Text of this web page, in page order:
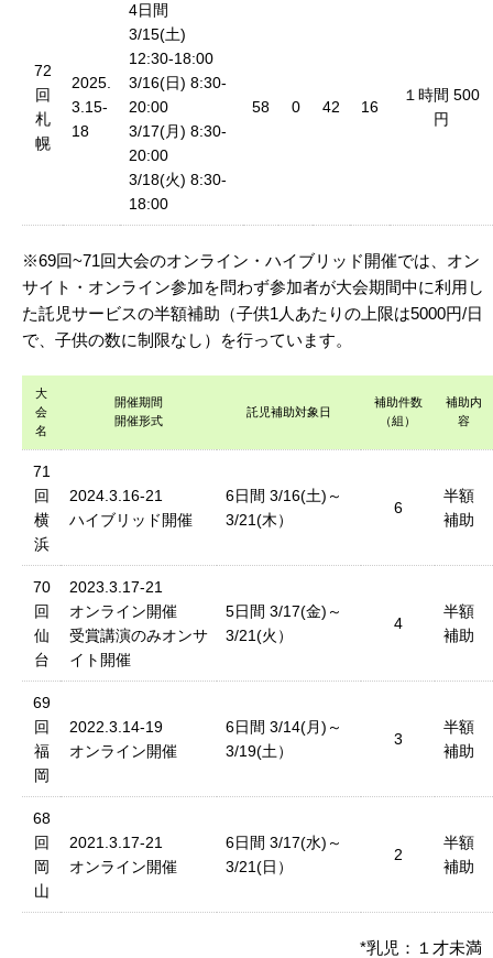
72
回
札
幌
2025.
3.15-
18
4日間
3/15(土)
12:30-18:00
3/16(日) 8:30-
20:00
3/17(月) 8:30-
20:00
3/18(火) 8:30-
18:00
58 0 42 16
１時間 500
円
※69回~71回大会のオンライン・ハイブリッド開催では、オン
サイト・オンライン参加を問わず参加者が大会期間中に利用し
た託児サービスの半額補助（子供1人あたりの上限は5000円/日
で、子供の数に制限なし）を行っています。
大
会
名
開催期間
開催形式
託児補助対象日
補助件数
（組）
補助内
容
71
回
横
浜
2024.3.16-21
ハイブリッド開催
6日間 3/16(土)～
3/21(木）
6
半額
補助
70
回
仙
台
2023.3.17-21
オンライン開催
受賞講演のみオンサ
イト開催
5日間 3/17(金)～
3/21(火）
4
半額
補助
69
回
福
岡
2022.3.14-19
オンライン開催
6日間 3/14(月)～
3/19(土）
3
半額
補助
68
回
岡
山
2021.3.17-21
オンライン開催
6日間 3/17(水)～
3/21(日）
2
半額
補助
*乳児：１才未満